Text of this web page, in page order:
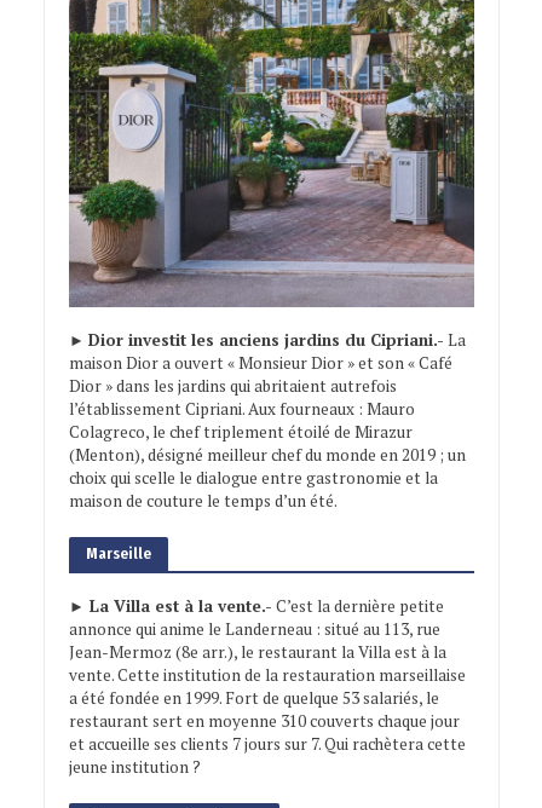
► Dior investit les anciens jardins du Cipriani.- La
maison Dior a ouvert « Monsieur Dior » et son « Café
Dior » dans les jardins qui abritaient autrefois
l’établissement Cipriani. Aux fourneaux : Mauro
Colagreco, le chef triplement étoilé de Mirazur
(Menton), désigné meilleur chef du monde en 2019 ; un
choix qui scelle le dialogue entre gastronomie et la
maison de couture le temps d’un été.
Marseille
► La Villa est à la vente.- C’est la dernière petite
annonce qui anime le Landerneau : situé au 113, rue
Jean-Mermoz (8e arr.), le restaurant la Villa est à la
vente. Cette institution de la restauration marseillaise
a été fondée en 1999. Fort de quelque 53 salariés, le
restaurant sert en moyenne 310 couverts chaque jour
et accueille ses clients 7 jours sur 7. Qui rachètera cette
jeune institution ?